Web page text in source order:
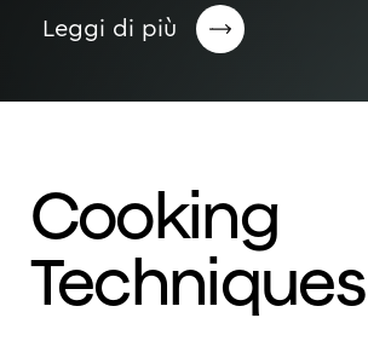
Leggi di più
Cooking
Techniques